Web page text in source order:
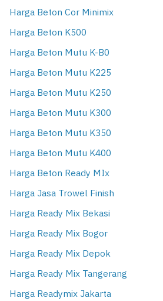
Harga Beton Cor Minimix
Harga Beton K500
Harga Beton Mutu K-B0
Harga Beton Mutu K225
Harga Beton Mutu K250
Harga Beton Mutu K300
Harga Beton Mutu K350
Harga Beton Mutu K400
Harga Beton Ready MIx
Harga Jasa Trowel Finish
Harga Ready Mix Bekasi
Harga Ready Mix Bogor
Harga Ready Mix Depok
Harga Ready Mix Tangerang
Harga Readymix Jakarta